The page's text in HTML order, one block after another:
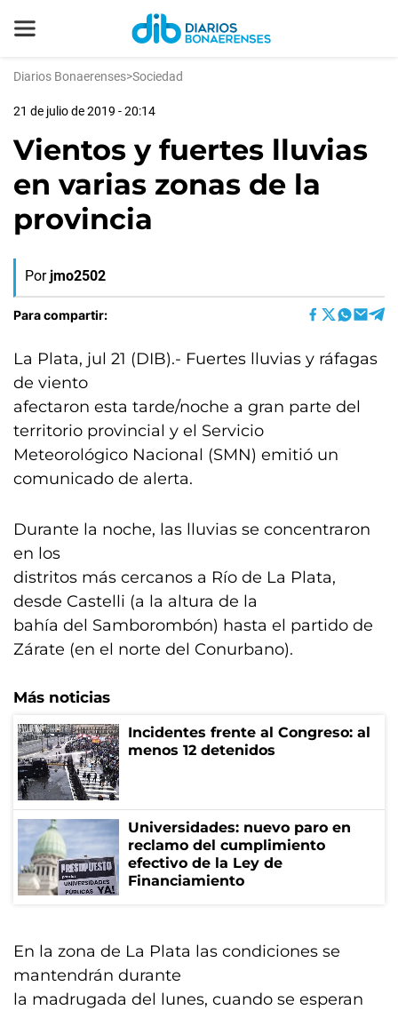
Diarios Bonaerenses>Sociedad
21 de julio de 2019 - 20:14
Vientos y fuertes lluvias
en varias zonas de la
provincia
Por jmo2502
Para compartir:
La Plata, jul 21 (DIB).- Fuertes lluvias y ráfagas
de viento
afectaron esta tarde/noche a gran parte del
territorio provincial y el Servicio
Meteorológico Nacional (SMN) emitió un
comunicado de alerta.
Durante la noche, las lluvias se concentraron
en los
distritos más cercanos a Río de La Plata,
desde Castelli (a la altura de la
bahía del Samborombón) hasta el partido de
Zárate (en el norte del Conurbano).
Más noticias
Incidentes frente al Congreso: al
menos 12 detenidos
Universidades: nuevo paro en
reclamo del cumplimiento
efectivo de la Ley de
Financiamiento
En la zona de La Plata las condiciones se
mantendrán durante
la madrugada del lunes, cuando se esperan